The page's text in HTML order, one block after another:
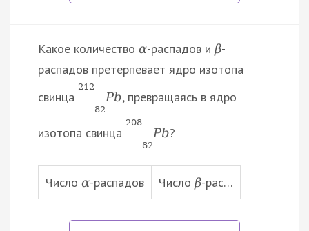
Какое количество α-распадов и β-
распадов претерпевает ядро изотопа
свинца
212
82
Pb, превращаясь в ядро
изотопа свинца
208
82
Pb?
Число α-распадов Число β-рас…